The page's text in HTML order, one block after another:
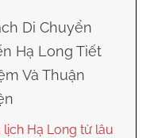
Di Chuyển
Hạ Long Tiết
Và Thuận
lịch Hạ Long từ lâu